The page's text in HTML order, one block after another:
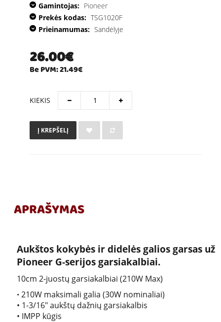
Gamintojas: Pioneer
Prekės kodas: TSG1020F
Prieinamumas: Sandėlyje
26.00€
Be PVM: 21.49€
KIEKIS
Į KREPŠELĮ
APRAŠYMAS
Aukštos kokybės ir didelės galios garsas
Pioneer G-serijos garsiakalbiai.
10cm 2-juostų garsiakalbiai (210W Max)
• 210W maksimali galia (30W nominaliai)
• 1-3/16″ aukštų dažnių garsiakalbis
• IMPP kūgis